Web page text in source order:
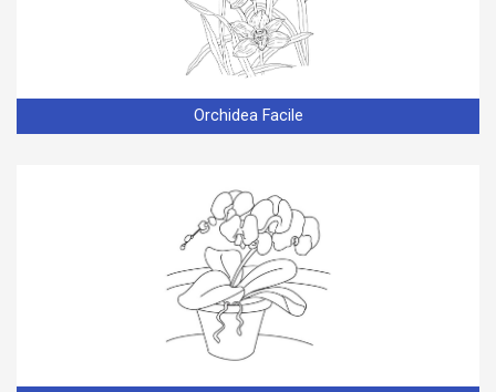
Orchidea Facile